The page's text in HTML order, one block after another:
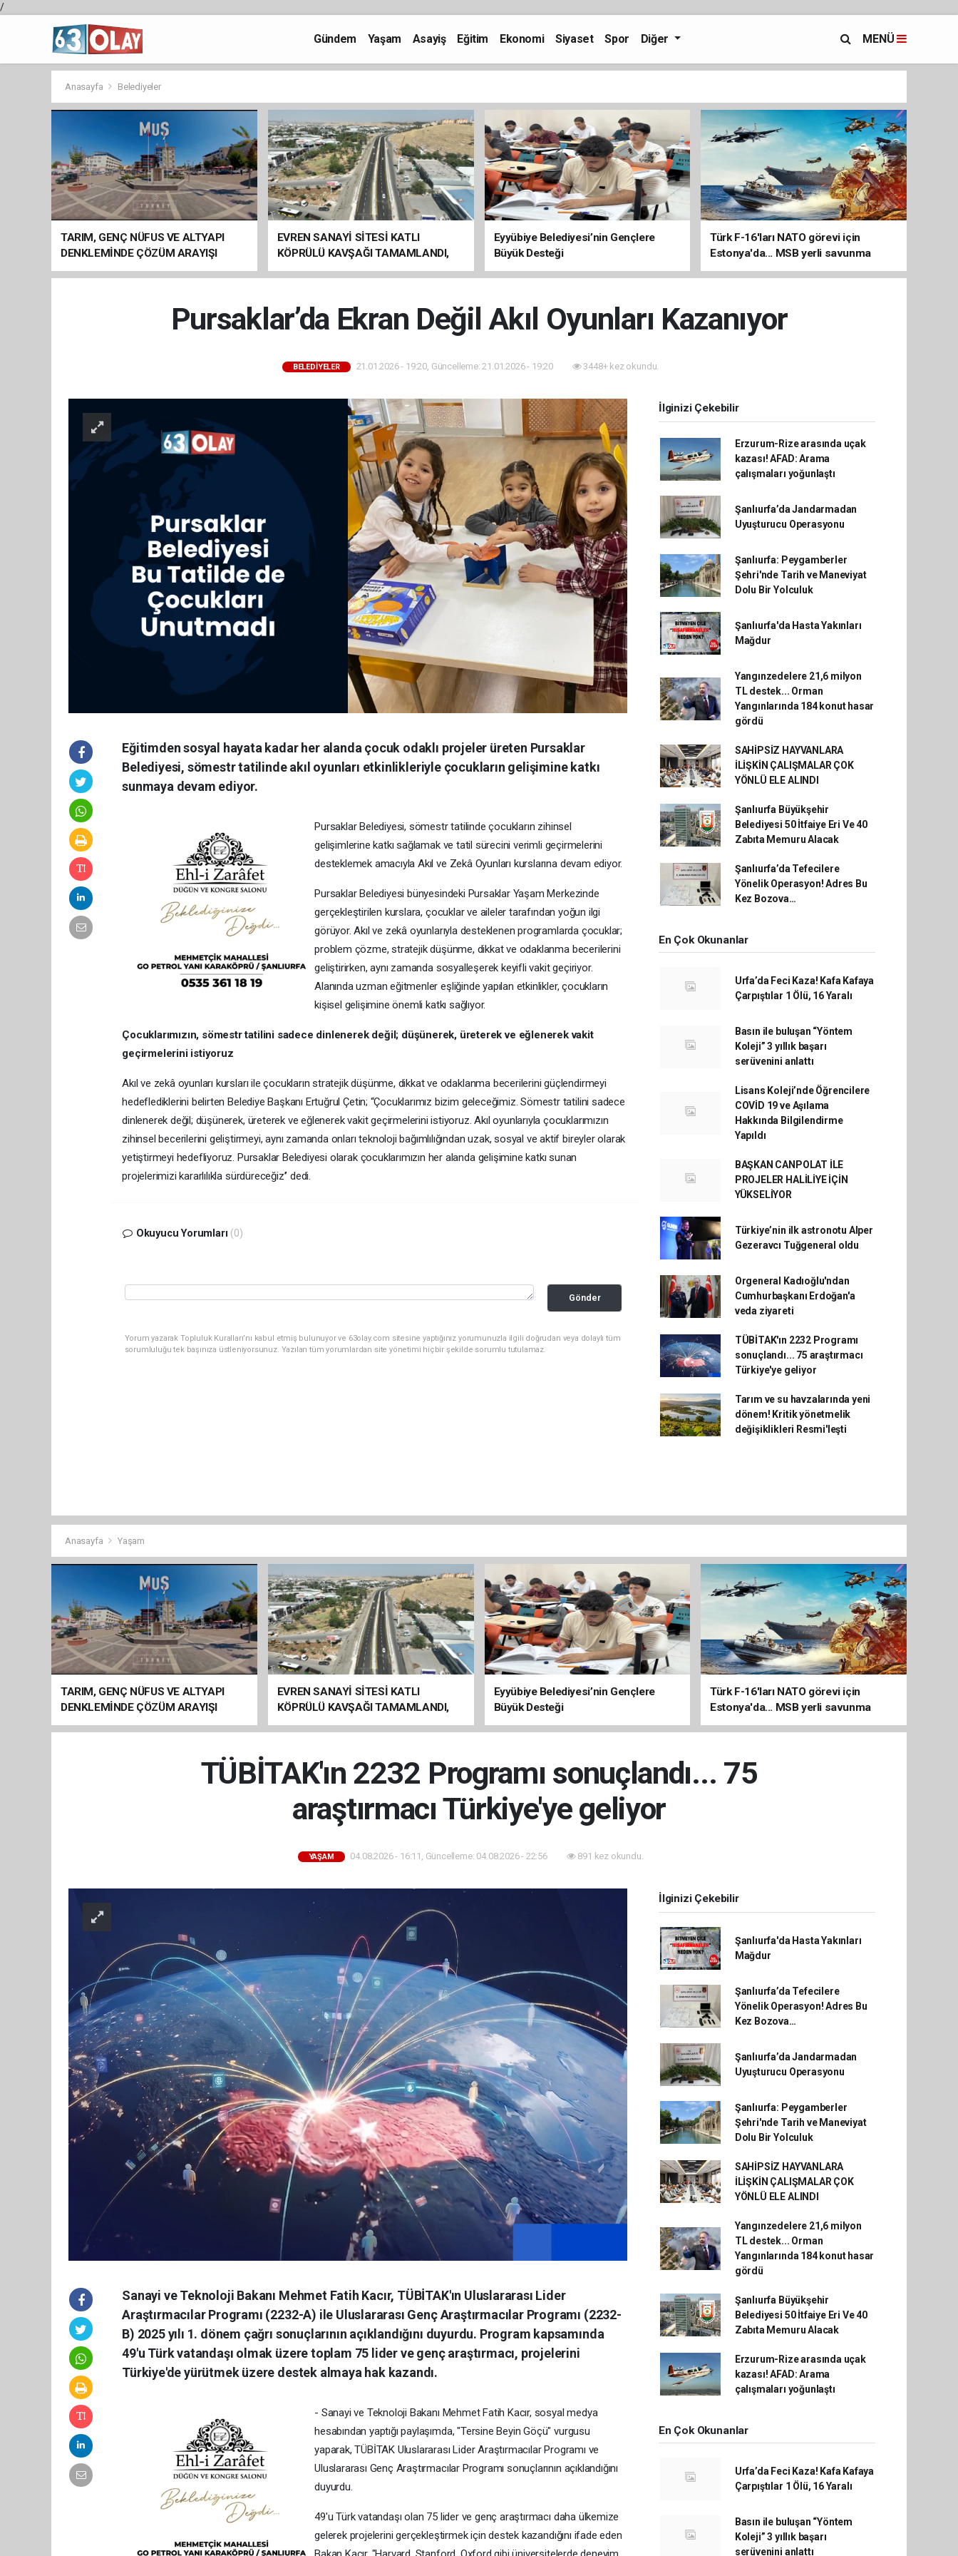
/
Gündem Yaşam Asayiş Eğitim Ekonomi Siyaset Spor Diğer MENÜ
Anasayfa Belediyeler
TARIM, GENÇ NÜFUS VE ALTYAPI
DENKLEMİNDE ÇÖZÜM ARAYIŞI
EVREN SANAYİ SİTESİ KATLI
KÖPRÜLÜ KAVŞAĞI TAMAMLANDI,
ARAÇ GEÇİŞLERİ BAŞLADI
Eyyübiye Belediyesi’nin Gençlere
Büyük Desteği
Türk F-16'ları NATO görevi için
Estonya'da... MSB yerli savunma
sistemleriyle güçleniyor
Pursaklar’da Ekran Değil Akıl Oyunları Kazanıyor
BELEDIYELER 21.01.2026 - 19:20, Güncelleme: 21.01.2026 - 19:20 3448+ kez okundu.
Eğitimden sosyal hayata kadar her alanda çocuk odaklı projeler üreten Pursaklar
Belediyesi, sömestr tatilinde akıl oyunları etkinlikleriyle çocukların gelişimine katkı
sunmaya devam ediyor.
Pursaklar Belediyesi, sömestr tatilinde çocukların zihinsel
gelişimlerine katkı sağlamak ve tatil sürecini verimli geçirmelerini
desteklemek amacıyla Akıl ve Zekâ Oyunları kurslarına devam ediyor.
Pursaklar Belediyesi bünyesindeki Pursaklar Yaşam Merkezinde
gerçekleştirilen kurslara, çocuklar ve aileler tarafından yoğun ilgi
görüyor. Akıl ve zekâ oyunlarıyla desteklenen programlarda çocuklar;
problem çözme, stratejik düşünme, dikkat ve odaklanma becerilerini
geliştirirken, aynı zamanda sosyalleşerek keyifli vakit geçiriyor.
Alanında uzman eğitmenler eşliğinde yapılan etkinlikler, çocukların
kişisel gelişimine önemli katkı sağlıyor.
Çocuklarımızın, sömestr tatilini sadece dinlenerek değil; düşünerek, üreterek ve eğlenerek vakit
geçirmelerini istiyoruz
Akıl ve zekâ oyunları kursları ile çocukların stratejik düşünme, dikkat ve odaklanma becerilerini güçlendirmeyi
hedeflediklerini belirten Belediye Başkanı Ertuğrul Çetin; ‘‘Çocuklarımız bizim geleceğimiz. Sömestr tatilini sadece
dinlenerek değil; düşünerek, üreterek ve eğlenerek vakit geçirmelerini istiyoruz. Akıl oyunlarıyla çocuklarımızın
zihinsel becerilerini geliştirmeyi, aynı zamanda onları teknoloji bağımlılığından uzak, sosyal ve aktif bireyler olarak
yetiştirmeyi hedefliyoruz. Pursaklar Belediyesi olarak çocuklarımızın her alanda gelişimine katkı sunan
projelerimizi kararlılıkla sürdüreceğiz’’ dedi.
Okuyucu Yorumları (0)
Gönder
Yorum yazarak Topluluk Kuralları’nı kabul etmiş bulunuyor ve 63olay.com sitesine yaptığınız yorumunuzla ilgili doğrudan veya dolaylı tüm
sorumluluğu tek başınıza üstleniyorsunuz. Yazılan tüm yorumlardan site yönetimi hiçbir şekilde sorumlu tutulamaz.
İlginizi Çekebilir
Erzurum-Rize arasında uçak
kazası! AFAD: Arama
çalışmaları yoğunlaştı
Şanlıurfa’da Jandarmadan
Uyuşturucu Operasyonu
Şanlıurfa: Peygamberler
Şehri'nde Tarih ve Maneviyat
Dolu Bir Yolculuk
Şanlıurfa'da Hasta Yakınları
Mağdur
Yangınzedelere 21,6 milyon
TL destek... Orman
Yangınlarında 184 konut hasar
gördü
SAHİPSİZ HAYVANLARA
İLİŞKİN ÇALIŞMALAR ÇOK
YÖNLÜ ELE ALINDI
Şanlıurfa Büyükşehir
Belediyesi 50 İtfaiye Eri Ve 40
Zabıta Memuru Alacak
Şanlıurfa’da Tefecilere
Yönelik Operasyon! Adres Bu
Kez Bozova…
En Çok Okunanlar
Urfa’da Feci Kaza! Kafa Kafaya
Çarpıştılar 1 Ölü, 16 Yaralı
Basın ile buluşan “Yöntem
Koleji” 3 yıllık başarı
serüvenini anlattı
Lisans Koleji’nde Öğrencilere
COVİD 19 ve Aşılama
Hakkında Bilgilendirme
Yapıldı
BAŞKAN CANPOLAT İLE
PROJELER HALİLİYE İÇİN
YÜKSELİYOR
Türkiye’nin ilk astronotu Alper
Gezeravcı Tuğgeneral oldu
Orgeneral Kadıoğlu'ndan
Cumhurbaşkanı Erdoğan'a
veda ziyareti
TÜBİTAK'ın 2232 Programı
sonuçlandı... 75 araştırmacı
Türkiye'ye geliyor
Tarım ve su havzalarında yeni
dönem! Kritik yönetmelik
değişiklikleri Resmi'leşti
Anasayfa Yaşam
TARIM, GENÇ NÜFUS VE ALTYAPI
DENKLEMİNDE ÇÖZÜM ARAYIŞI
EVREN SANAYİ SİTESİ KATLI
KÖPRÜLÜ KAVŞAĞI TAMAMLANDI,
ARAÇ GEÇİŞLERİ BAŞLADI
Eyyübiye Belediyesi’nin Gençlere
Büyük Desteği
Türk F-16'ları NATO görevi için
Estonya'da... MSB yerli savunma
sistemleriyle güçleniyor
TÜBİTAK'ın 2232 Programı sonuçlandı... 75
araştırmacı Türkiye'ye geliyor
YAŞAM 04.08.2026 - 16:11, Güncelleme: 04.08.2026 - 22:56 891 kez okundu.
Sanayi ve Teknoloji Bakanı Mehmet Fatih Kacır, TÜBİTAK'ın Uluslararası Lider
Araştırmacılar Programı (2232-A) ile Uluslararası Genç Araştırmacılar Programı (2232-
B) 2025 yılı 1. dönem çağrı sonuçlarının açıklandığını duyurdu. Program kapsamında
49'u Türk vatandaşı olmak üzere toplam 75 lider ve genç araştırmacı, projelerini
Türkiye'de yürütmek üzere destek almaya hak kazandı.
- Sanayi ve Teknoloji Bakanı Mehmet Fatih Kacır, sosyal medya
hesabından yaptığı paylaşımda, "Tersine Beyin Göçü" vurgusu
yaparak, TÜBİTAK Uluslararası Lider Araştırmacılar Programı ve
Uluslararası Genç Araştırmacılar Programı sonuçlarının açıklandığını
duyurdu.
49'u Türk vatandaşı olan 75 lider ve genç araştırmacı daha ülkemize
gelerek projelerini gerçekleştirmek için destek kazandığını ifade eden
İlginizi Çekebilir
Şanlıurfa'da Hasta Yakınları
Mağdur
Şanlıurfa’da Tefecilere
Yönelik Operasyon! Adres Bu
Kez Bozova…
Şanlıurfa’da Jandarmadan
Uyuşturucu Operasyonu
Şanlıurfa: Peygamberler
Şehri'nde Tarih ve Maneviyat
Dolu Bir Yolculuk
SAHİPSİZ HAYVANLARA
İLİŞKİN ÇALIŞMALAR ÇOK
YÖNLÜ ELE ALINDI
Yangınzedelere 21,6 milyon
TL destek... Orman
Yangınlarında 184 konut hasar
gördü
Şanlıurfa Büyükşehir
Belediyesi 50 İtfaiye Eri Ve 40
Zabıta Memuru Alacak
Erzurum-Rize arasında uçak
kazası! AFAD: Arama
çalışmaları yoğunlaştı
En Çok Okunanlar
Urfa’da Feci Kaza! Kafa Kafaya
Çarpıştılar 1 Ölü, 16 Yaralı
Basın ile buluşan “Yöntem
Koleji” 3 yıllık başarı
serüvenini anlattı